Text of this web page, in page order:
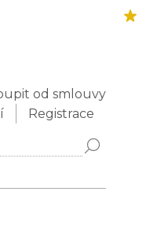
od smlouvy
Registrace